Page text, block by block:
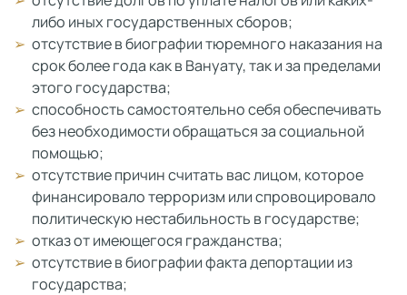
либо иных государственных сборов;
отсутствие в биографии тюремного наказания на
срок более года как в Вануату, так и за пределами
этого государства;
способность самостоятельно себя обеспечивать
без необходимости обращаться за социальной
помощью;
отсутствие причин считать вас лицом, которое
финансировало терроризм или спровоцировало
политическую нестабильность в государстве;
отказ от имеющегося гражданства;
отсутствие в биографии факта депортации из
государства;